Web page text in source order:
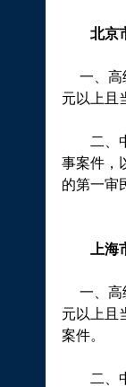
北京
一、高
元以上且
二、中
事案件，
的第一审
上海
一、高
元以上且
案件。
二、中